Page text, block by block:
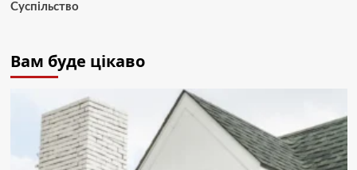
Суспільство
Вам буде цікаво